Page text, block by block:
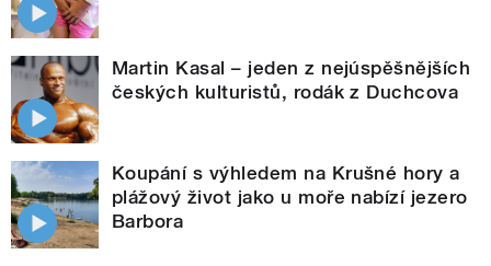
Martin Kasal – jeden z nejúspěšnějších
českých kulturistů, rodák z Duchcova
Koupání s výhledem na Krušné hory a
plážový život jako u moře nabízí jezero
Barbora